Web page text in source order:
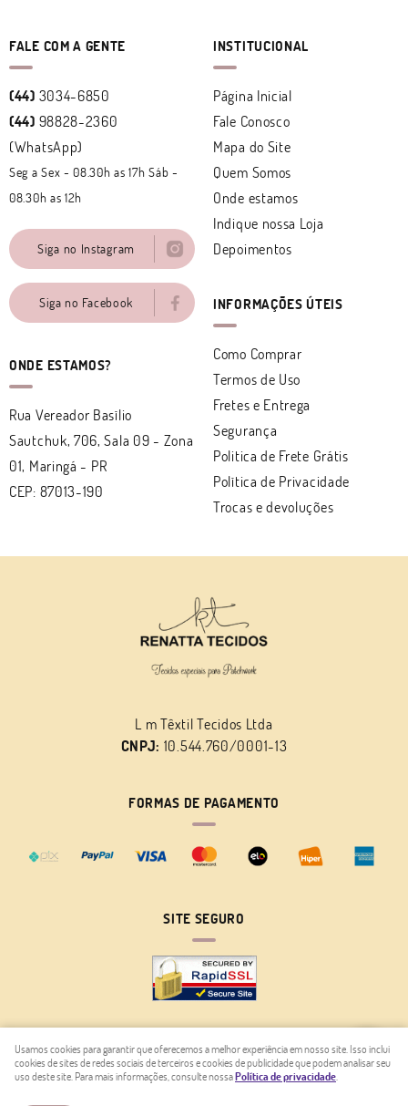
FALE COM A GENTE
(44) 3034-6850
(44) 98828-2360
(WhatsApp)
Seg a Sex - 08.30h as 17h Sáb -
08.30h as 12h
Siga no Instagram
Siga no Facebook
ONDE ESTAMOS?
Rua Vereador Basílio
Sautchuk, 706, Sala 09 - Zona
01, Maringá - PR
CEP: 87013-190
INSTITUCIONAL
Página Inicial
Fale Conosco
Mapa do Site
Quem Somos
Onde estamos
Indique nossa Loja
Depoimentos
INFORMAÇÕES ÚTEIS
Como Comprar
Termos de Uso
Fretes e Entrega
Segurança
Politica de Frete Grátis
Política de Privacidade
Trocas e devoluções
L m Têxtil Tecidos Ltda
CNPJ: 10.544.760/0001-13
FORMAS DE PAGAMENTO
SITE SEGURO
LOJA VIRTUAL CRIADA POR
Usamos cookies para garantir que oferecemos a melhor experiência em nosso site. Isso inclui
cookies de sites de redes sociais de terceiros e cookies de publicidade que podem analisar seu
uso deste site. Para mais informações, consulte nossaPolítica de privacidade.